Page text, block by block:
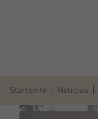
Startseite Notícias